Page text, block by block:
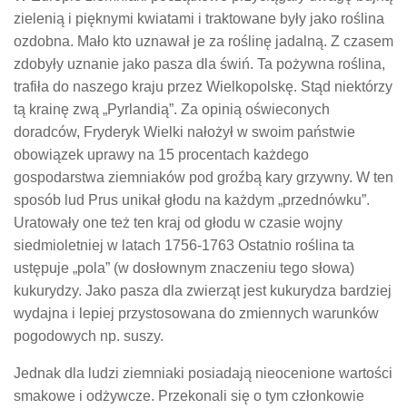
zielenią i pięknymi kwiatami i traktowane były jako roślina
ozdobna. Mało kto uznawał je za roślinę jadalną. Z czasem
zdobyły uznanie jako pasza dla świń. Ta pożywna roślina,
trafiła do naszego kraju przez Wielkopolskę. Stąd niektórzy
tą krainę zwą „Pyrlandią”. Za opinią oświeconych
doradców, Fryderyk Wielki nałożył w swoim państwie
obowiązek uprawy na 15 procentach każdego
gospodarstwa ziemniaków pod groźbą kary grzywny. W ten
sposób lud Prus unikał głodu na każdym „przednówku”.
Uratowały one też ten kraj od głodu w czasie wojny
siedmioletniej w latach 1756-1763 Ostatnio roślina ta
ustępuje „pola” (w dosłownym znaczeniu tego słowa)
kukurydzy. Jako pasza dla zwierząt jest kukurydza bardziej
wydajna i lepiej przystosowana do zmiennych warunków
pogodowych np. suszy.
Jednak dla ludzi ziemniaki posiadają nieocenione wartości
smakowe i odżywcze. Przekonali się o tym członkowie